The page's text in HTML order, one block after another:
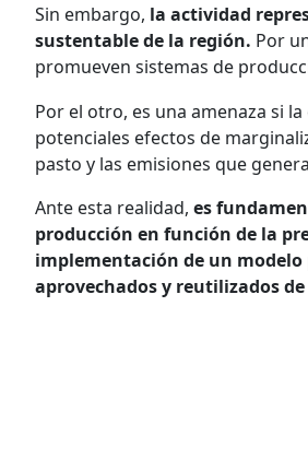
Sin embargo, la actividad
sustentable de la región. Por
promueven sistemas de
Por el otro, es una amenaza si
potenciales efectos de
pasto y las emisiones que
Ante esta realidad, es
producción en función de la
implementación de un modelo
aprovechados y reutilizados